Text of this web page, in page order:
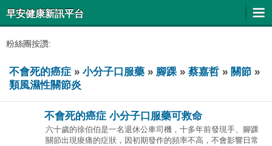
早安健康新訊平台
粉絲團按讚:
不會死的癌症 » 小分子口服藥 » 腳踝» 蔡嘉哲 » 關節 »
類風濕性關節炎
不會死的癌症 小分子口服藥可救命
六十歲的徐伯伯是一名退休公車司機，十多年前發現手、腳踝
關節出現痠痛的症狀，因初期發作的頻率不高，不會影響日常